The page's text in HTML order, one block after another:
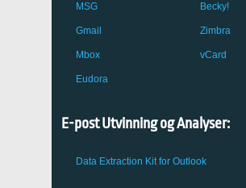
MSG
Gmail
Mbox
Eudora
Becky!
Zimbra
vCard
E-post Utvinning og Analyser:
Data Extraction Kit for Outlook